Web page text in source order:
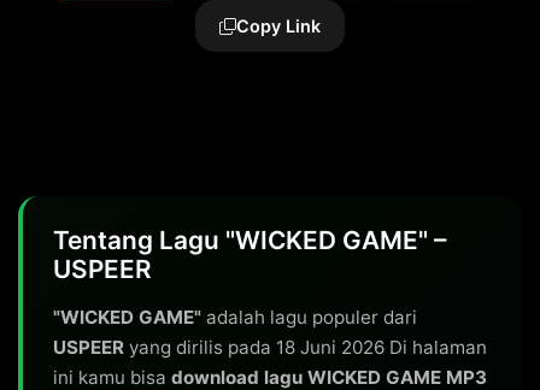
Copy Link
Tentang Lagu "WICKED GAME" –
USPEER
"WICKED GAME" adalah lagu populer dari
USPEER yang dirilis pada 18 Juni 2026 Di halaman
ini kamu bisa download lagu WICKED GAME MP3